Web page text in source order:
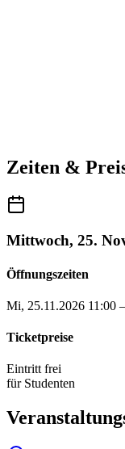
Zeiten &
Mittwoch, 25.
Öffnungszeiten
Mi, 25.11.2026 11:00
Ticketpreise
Eintritt frei
für Studenten